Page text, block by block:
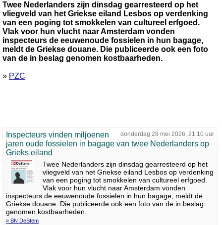
Twee Nederlanders zijn dinsdag gearresteerd op het
vliegveld van het Griekse eiland Lesbos op verdenking
van een poging tot smokkelen van cultureel erfgoed.
Vlak voor hun vlucht naar Amsterdam vonden
inspecteurs de eeuwenoude fossielen in hun bagage,
meldt de Griekse douane. Die publiceerde ook een foto
van de in beslag genomen kostbaarheden.
» PZC
donderdag 28 mei 2026, 21:10 uur
Inspecteurs vinden miljoenen
jaren oude fossielen in bagage van twee Nederlanders op
Grieks eiland
Twee Nederlanders zijn dinsdag gearresteerd op het
vliegveld van het Griekse eiland Lesbos op verdenking
van een poging tot smokkelen van cultureel erfgoed.
Vlak voor hun vlucht naar Amsterdam vonden
inspecteurs de eeuwenoude fossielen in hun bagage, meldt de
Griekse douane. Die publiceerde ook een foto van de in beslag
genomen kostbaarheden.
» BN DeStem